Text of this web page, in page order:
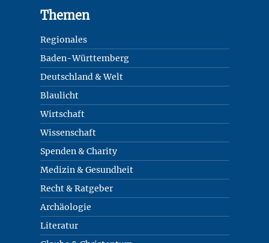
Themen
Regionales
Baden-Württemberg
Deutschland & Welt
Blaulicht
Wirtschaft
Wissenschaft
Spenden & Charity
Medizin & Gesundheit
Recht & Ratgeber
Archäologie
Literatur